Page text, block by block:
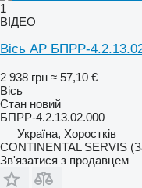
1
ВІДЕО
Вісь AP БПРР-
2 938 грн ≈ 57,10 €
Вісь
Стан новий
БПРР-4.2.13.02.000
Україна, Хоростків
CONTINENTAL SERVIS
Зв'язатися з продавцем